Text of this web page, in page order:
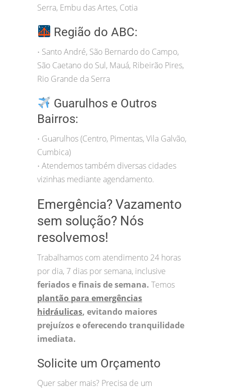
Serra, Embu das Artes, Cotia
Região do ABC:
• Santo André, São Bernardo do Campo,
São Caetano do Sul, Mauá, Ribeirão Pires,
Rio Grande da Serra
Guarulhos e Outros
Bairros:
• Guarulhos (Centro, Pimentas, Vila Galvão,
Cumbica)
• Atendemos também diversas cidades
vizinhas mediante agendamento.
Emergência? Vazamento
sem solução? Nós
resolvemos!
Trabalhamos com atendimento 24 horas
por dia, 7 dias por semana, inclusive
feriados e finais de semana. Temos
plantão para emergências
hidráulicas, evitando maiores
prejuízos e oferecendo tranquilidade
imediata.
Solicite um Orçamento
Quer saber mais? Precisa de um